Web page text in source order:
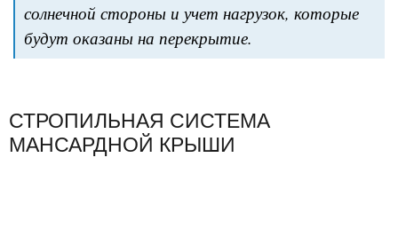
солнечной стороны и учет нагрузок, которые
будут оказаны на перекрытие.
СТРОПИЛЬНАЯ СИСТЕМА
МАНСАРДНОЙ КРЫШИ